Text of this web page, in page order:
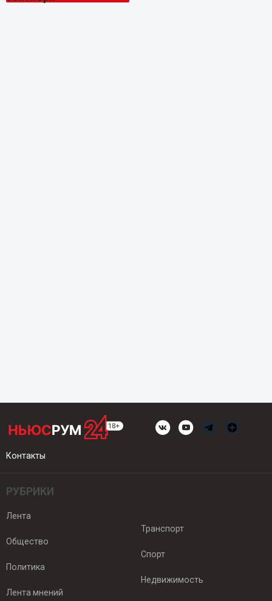
Контакты
РУБРИКИ
Лента
Общество
Политика
Лента мнений
Транспорт
Спорт
Недвижимость